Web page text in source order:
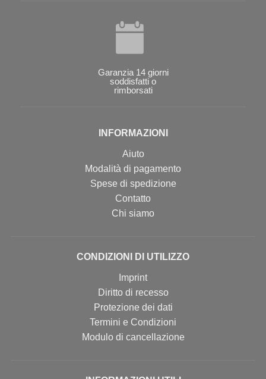
Garanzia 14 giorni
soddisfatti o
rimborsati
INFORMAZIONI
Aiuto
Modalità di pagamento
Spese di spedizione
Contatto
Chi siamo
CONDIZIONI DI UTILIZZO
Imprint
Diritto di recesso
Protezione dei dati
Termini e Condizioni
Modulo di cancellazione